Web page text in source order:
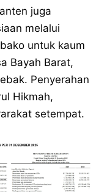
juga
melalui
untuk kaum
Bayah Barat,
Penyerahan
Hikmah,
setempat.